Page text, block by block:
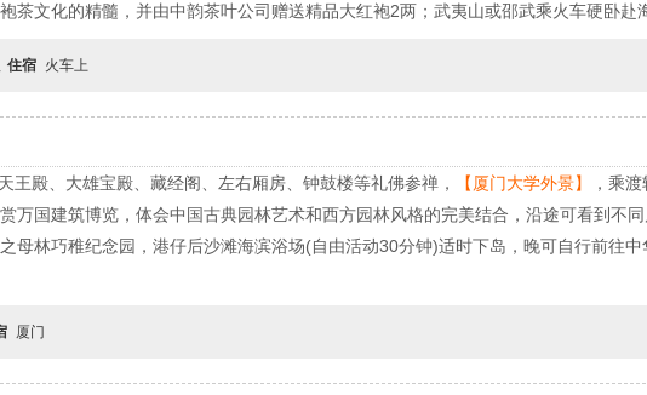
茶文化的精髓，并由中韵茶叶公司赠送精品大红袍2两；武夷山或邵武乘火车硬卧赴
住宿 火车上
王殿、大雄宝殿、藏经阁、左右厢房、钟鼓楼等礼佛参禅， 【厦门大学外景】
，乘
万国建筑博览，体会中国古典园林艺术和西方园林风格的完美结合，沿途可看到不
母林巧稚纪念园，港仔后沙滩海滨浴场(自由活动30分钟)适时下岛，晚可自行前往
厦门